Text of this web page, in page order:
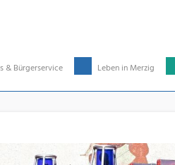
& Bürgerservice Leben in Merzig